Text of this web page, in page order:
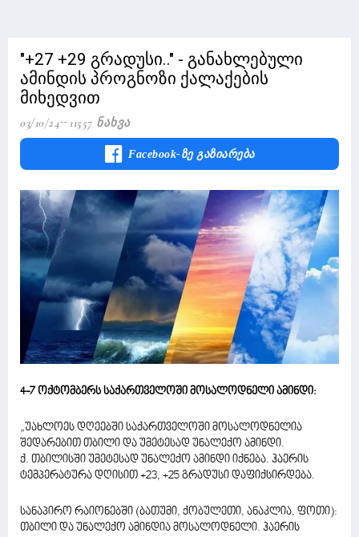
"+27 +29 გრადუსი.." - განახლებული
ამინდის პროგნოზი ქალაქების
მიხედვით
03/10/24 11557 Ნახვა
Facebook-Ზე Გაზიარება
4-7 ოქტომბერს საქართველოში მოსალოდნელი ამინდი:
„უახლოეს დღეებში საქართველოში მოსალოდნელია
შედარებით თბილი და უმეტესად უნალექო ამინდი.
ქ. თბილისში უმეტესად უნალექო ამინდი იქნება. ჰაერის
ტემპერატურა დღისით +23, +25 გრადუსი დაფიქსირდება.
სანაპირო რაიონებში (ბათუმი, ქობულეთი, ანაკლია, ფოთი):
თბილი და უნალექო ამინდია მოსალოდნელი. ჰაერის